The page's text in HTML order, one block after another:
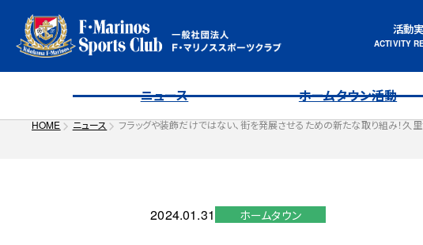
活動
ニュース ホームタウン活動
HOME ニュース フラッグや装飾だけではない、街を発展させるための新たな取り組み！久
2024.01.31 ホームタウン